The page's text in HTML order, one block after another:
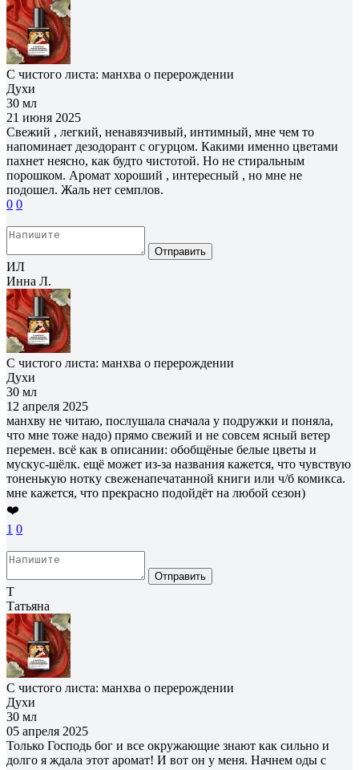
С чистого листа: манхва о перерождении
Духи
30 мл
21 июня 2025
Свежий , легкий, ненавязчивый, интимный, мне чем то
напоминает дезодорант с огурцом. Какими именно цветами
пахнет неясно, как будто чистотой. Но не стиральным
порошком. Аромат хороший , интересный , но мне не
подошел. Жаль нет семплов.
0 0
Отправить
ИЛ
Инна Л.
С чистого листа: манхва о перерождении
Духи
30 мл
12 апреля 2025
манхву не читаю, послушала сначала у подружки и поняла,
что мне тоже надо) прямо свежий и не совсем ясный ветер
перемен. всё как в описании: обобщёные белые цветы и
мускус-шёлк. ещё может из-за названия кажется, что чувствую
тоненькую нотку свеженапечатанной книги или ч/б комикса.
мне кажется, что прекрасно подойдёт на любой сезон)
❤️
1 0
Отправить
Т
Татьяна
С чистого листа: манхва о перерождении
Духи
30 мл
05 апреля 2025
Только Господь бог и все окружающие знают как сильно и
долго я ждала этот аромат! И вот он у меня. Начнем оды с